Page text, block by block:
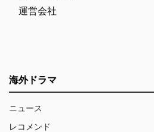
運営会社
海外ドラマ
ニュース
レコメンド